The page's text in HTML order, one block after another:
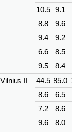
10.5
9.1
8.8
9.6
9.4
9.2
6.6
8.5
9.5
8.4
Vilnius II 44.5 85.0
8.6
6.5
7.2
8.6
9.6
8.0